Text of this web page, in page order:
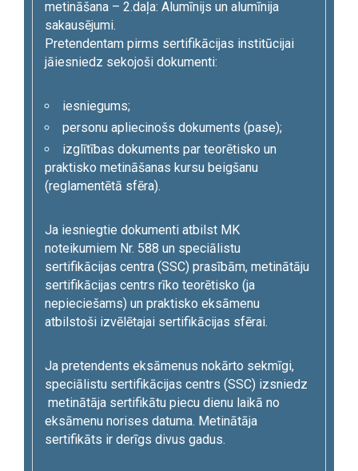
metināšana – 2.daļa: Alumīnijs un alumīnija
sakausējumi.
Pretendentam pirms sertifikācijas institūcijai
jāiesniedz sekojoši dokumenti:
iesniegums;
personu apliecinošs dokuments (pase);
izglītības dokuments par teorētisko un
praktisko metināšanas kursu beigšanu
(reglamentētā sfēra).
Ja iesniegtie dokumenti atbilst MK
noteikumiem Nr. 588 un speciālistu
sertifikācijas centra (SSC) prasībām, metinātāju
sertifikācijas centrs rīko teorētisko (ja
nepieciešams) un praktisko eksāmenu
atbilstoši izvēlētajai sertifikācijas sfērai.
Ja pretendents eksāmenus nokārto sekmīgi,
speciālistu sertifikācijas centrs (SSC) izsniedz
metinātāja sertifikātu piecu dienu laikā no
eksāmenu norises datuma. Metinātāja
sertifikāts ir derīgs divus gadus.